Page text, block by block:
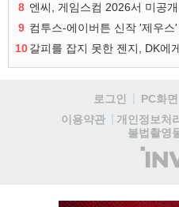
8 엔씨, 게임스컴 2026서 미공
9
10갈피를 잡지 못한 젠지, DK에
로그인 PC화면
이용약관
개인정보처
불법촬영